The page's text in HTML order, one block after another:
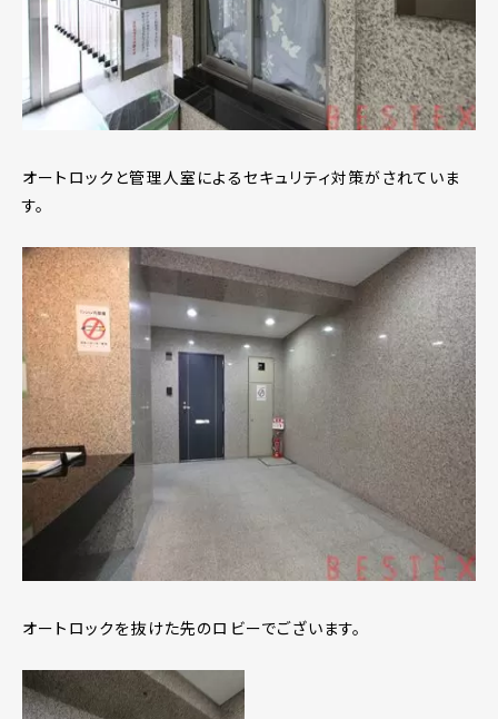
オートロックと管理人室によるセキュリティ対策がされていま
す。
オートロックを抜けた先のロビーでございます。